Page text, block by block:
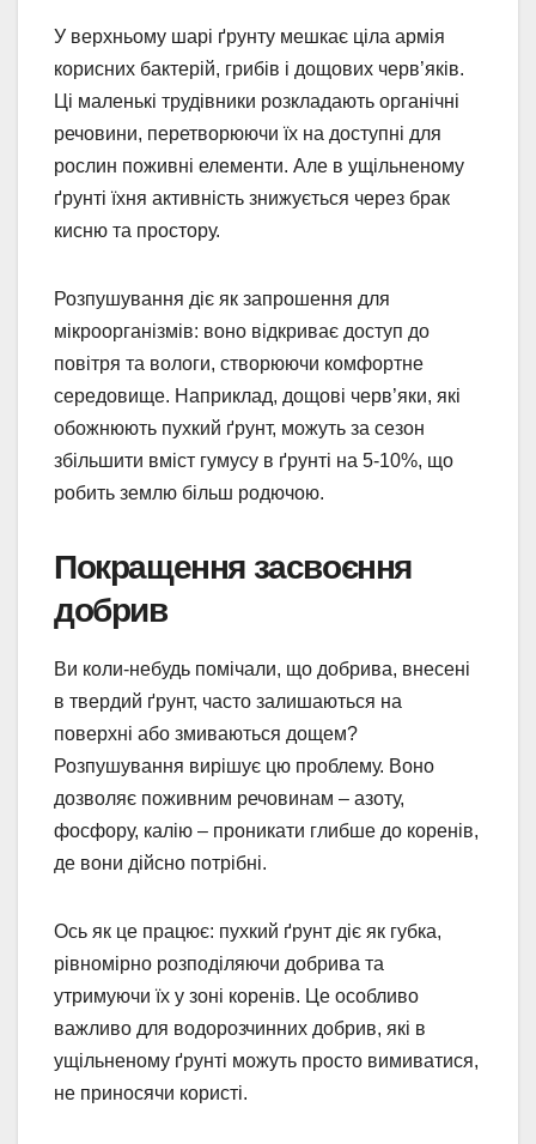
У верхньому шарі ґрунту мешкає ціла армія
корисних бактерій, грибів і дощових черв’яків.
Ці маленькі трудівники розкладають органічні
речовини, перетворюючи їх на доступні для
рослин поживні елементи. Але в ущільненому
ґрунті їхня активність знижується через брак
кисню та простору.
Розпушування діє як запрошення для
мікроорганізмів: воно відкриває доступ до
повітря та вологи, створюючи комфортне
середовище. Наприклад, дощові черв’яки, які
обожнюють пухкий ґрунт, можуть за сезон
збільшити вміст гумусу в ґрунті на 5-10%, що
робить землю більш родючою.
Покращення засвоєння
добрив
Ви коли-небудь помічали, що добрива, внесені
в твердий ґрунт, часто залишаються на
поверхні або змиваються дощем?
Розпушування вирішує цю проблему. Воно
дозволяє поживним речовинам – азоту,
фосфору, калію – проникати глибше до коренів,
де вони дійсно потрібні.
Ось як це працює: пухкий ґрунт діє як губка,
рівномірно розподіляючи добрива та
утримуючи їх у зоні коренів. Це особливо
важливо для водорозчинних добрив, які в
ущільненому ґрунті можуть просто вимиватися,
не приносячи користі.